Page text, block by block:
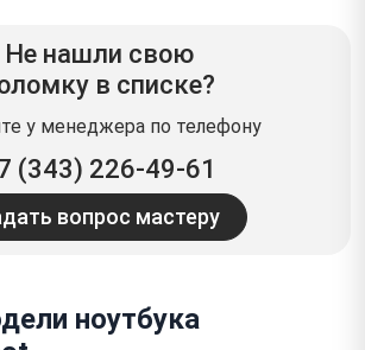
Не нашли свою
в списке?
у менеджера по телефону
(343) 226-49-61
вопрос мастеру
ноутбука